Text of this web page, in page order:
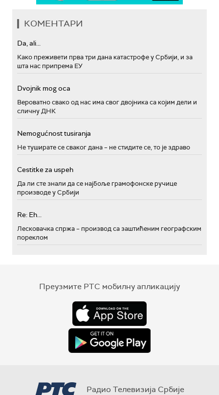
КОМЕНТАРИ
Da, ali...
Како преживети прва три дана катастрофе у Србији, и за
шта нас припрема ЕУ
Dvojnik mog oca
Вероватно свако од нас има свог двојника са којим дели и
сличну ДНК
Nemogućnost tusiranja
Не туширате се сваког дана – не стидите се, то је здраво
Cestitke za uspeh
Да ли сте знали да се најбоље грамофонске ручице
производе у Србији
Re: Eh...
Лесковачка спржа – производ са заштићеним географским
пореклом
Преузмите РТС мобилну апликацију
Радио Телевизија Србије